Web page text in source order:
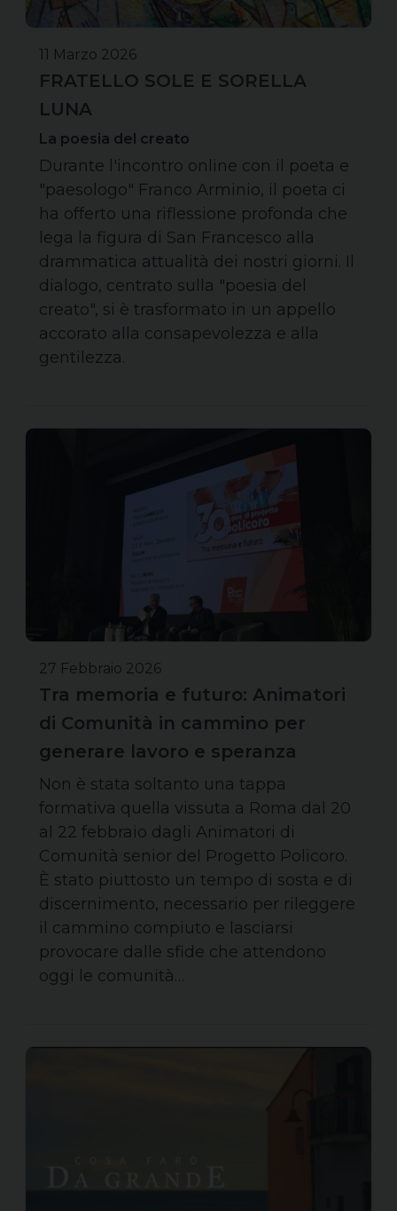
11 Marzo 2026
FRATELLO SOLE E SORELLA
LUNA
La poesia del creato
Durante l'incontro online con il poeta e
"paesologo" Franco Arminio, il poeta ci
ha offerto una riflessione profonda che
lega la figura di San Francesco alla
drammatica attualità dei nostri giorni. Il
dialogo, centrato sulla "poesia del
creato", si è trasformato in un appello
accorato alla consapevolezza e alla
gentilezza.
27 Febbraio 2026
Tra memoria e futuro: Animatori
di Comunità in cammino per
generare lavoro e speranza
Non è stata soltanto una tappa
formativa quella vissuta a Roma dal 20
al 22 febbraio dagli Animatori di
Comunità senior del Progetto Policoro.
È stato piuttosto un tempo di sosta e di
discernimento, necessario per rileggere
il cammino compiuto e lasciarsi
provocare dalle sfide che attendono
oggi le comunità…